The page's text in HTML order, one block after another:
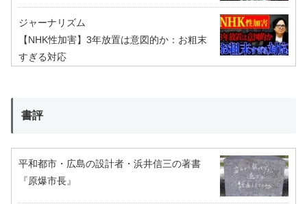
ジャーナリズム
【NHK性加害】3年放置は意図的か：お粗末
すぎる対応
書評
平和都市・広島の設計者・浜井信三の著書
『原爆市長』